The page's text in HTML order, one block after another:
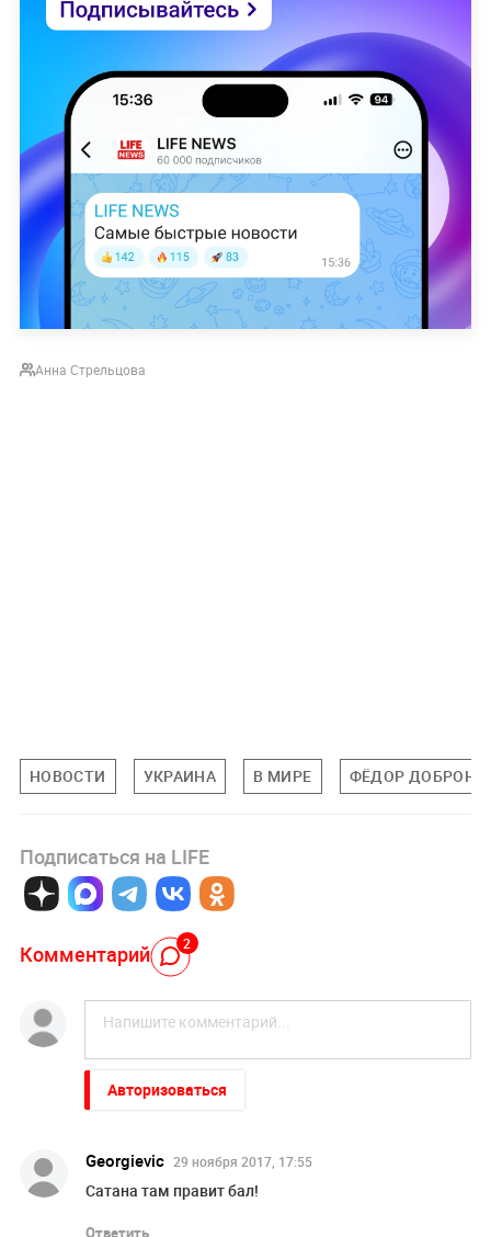
Анна Стрельцова
НОВОСТИ УКРАИНА В МИРЕ ФЁДОР
Подписаться на LIFE
Комментарий 2
Авторизоваться
Georgievic 29 ноября 2017, 17:55
Сатана там правит бал!
Ответить